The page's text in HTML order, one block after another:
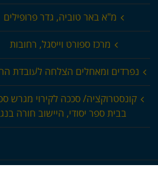
מ"א באר טוביה, גדר פרופילים
מרכז ספורט וייסגל, רחובות
נפרדים ומאחלים הצלחה לעובדת
קונסטרוקציה/ סככה לקירוי מגרש
בבית ספר יסודי, היישוב חורה